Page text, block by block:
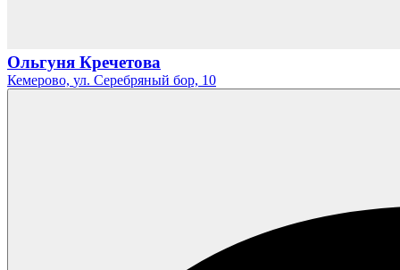
Ольгуня Кречетова
Кемерово, ул. Серебряный бор, 10